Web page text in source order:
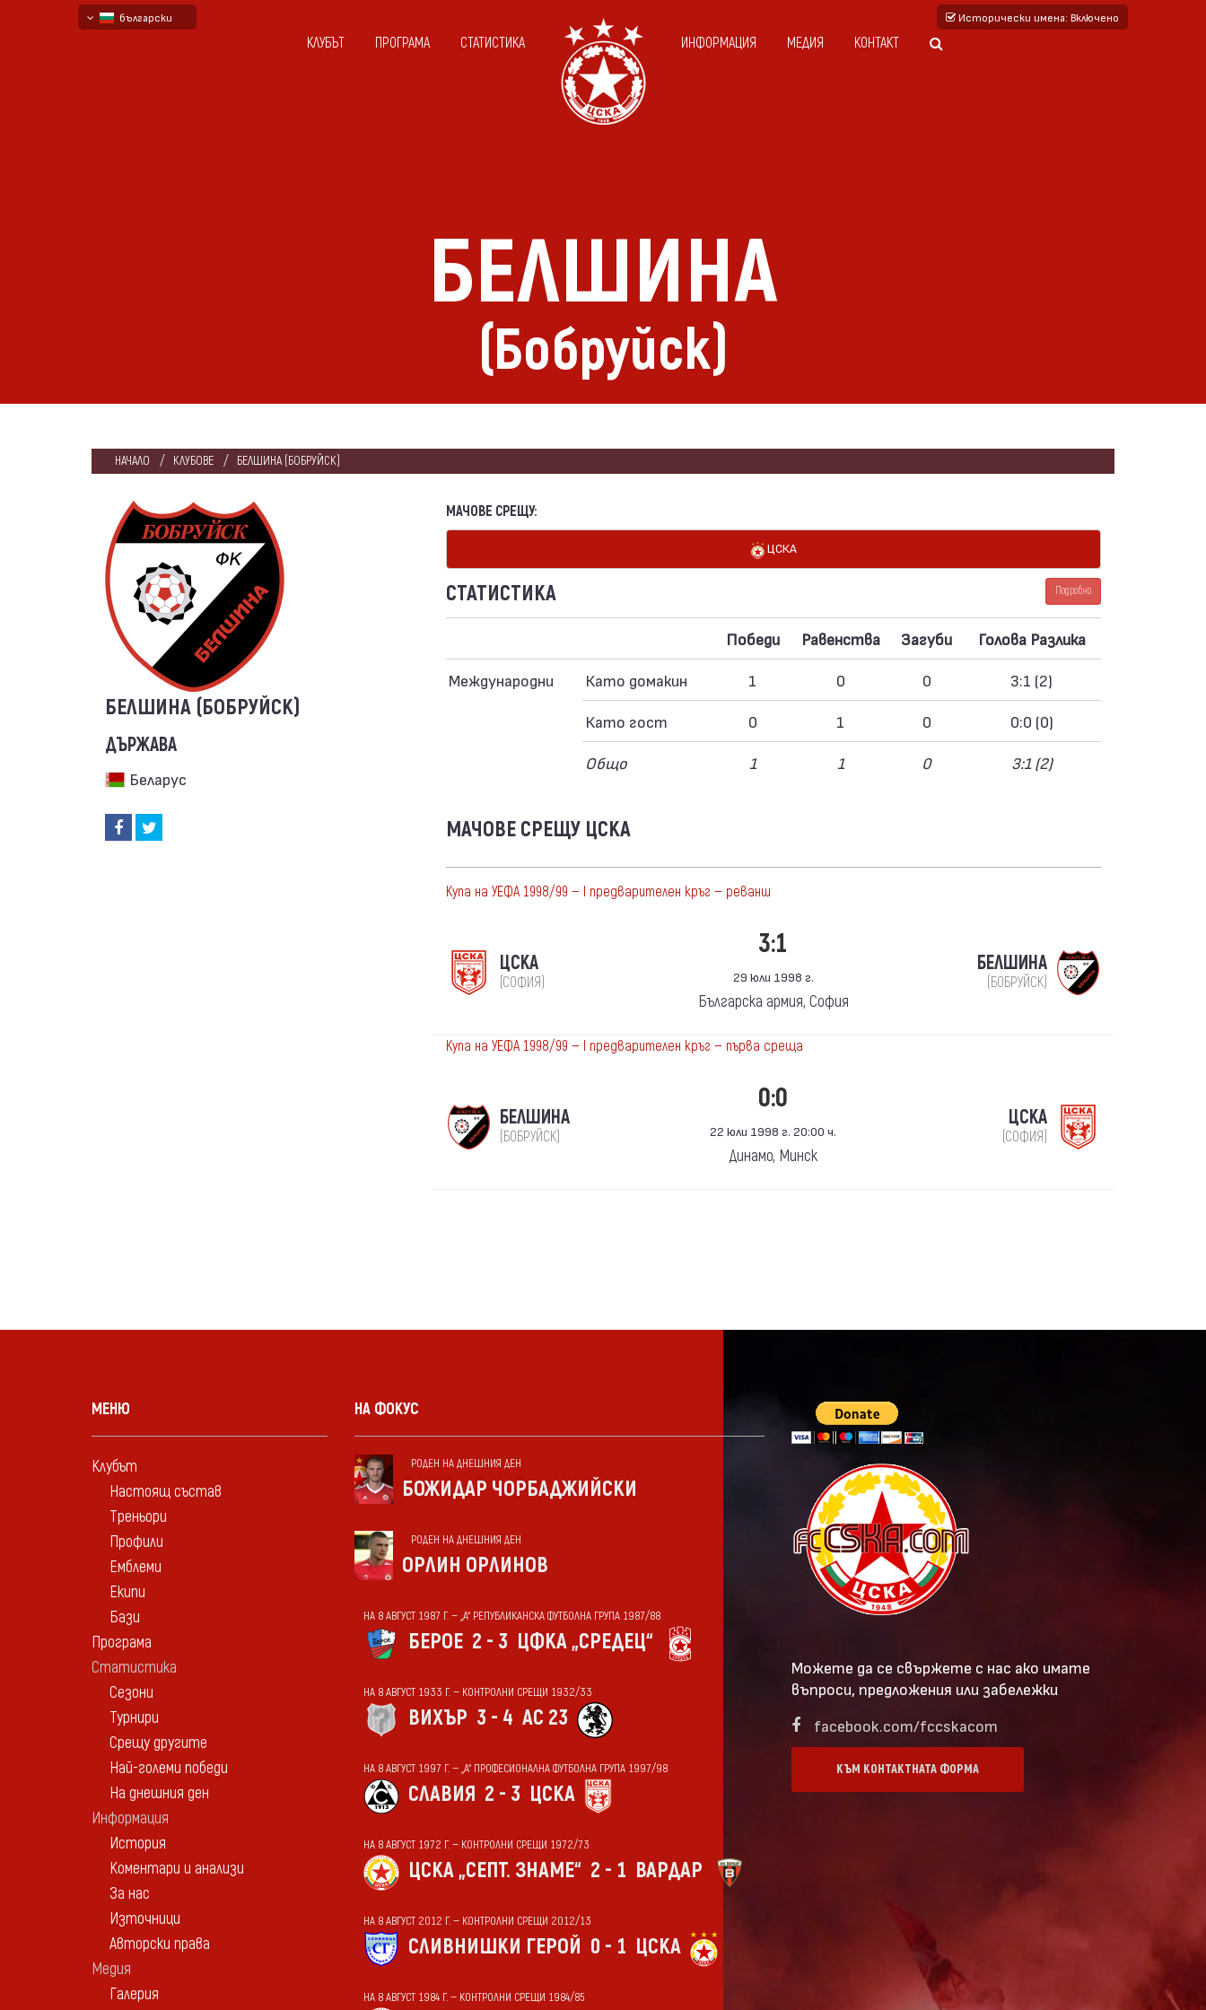
български
Исторически имена: Включено
КЛУБЪТ ПРОГРАМА СТАТИСТИКА ИНФОРМАЦИЯ МЕДИЯ КОНТАКТ
БЕЛШИНА
(Бобруйск)
НАЧАЛО КЛУБОВЕ БЕЛШИНА (БОБРУЙСК)
БЕЛШИНА (БОБРУЙСК)
ДЪРЖАВА
Беларус
МАЧОВЕ СРЕЩУ:
ЦСКА
СТАТИСТИКА Подробно
Победи Равенства Загуби Голова Разлика
Международни Като домакин 1 0 0 3:1 (2)
Като гост 0 1 0 0:0 (0)
Общо 1 1 0 3:1 (2)
МАЧОВЕ СРЕЩУ ЦСКА
Купа на УЕФА 1998/99 — I предварителен кръг — реванш
ЦСКА
(СОФИЯ)
3:1
29 юли 1998 г.
Българска армия, София
БЕЛШИНА
(БОБРУЙСК)
Купа на УЕФА 1998/99 — I предварителен кръг — първа среща
БЕЛШИНА
(БОБРУЙСК)
0:0
22 юли 1998 г. 20:00 ч.
Динамо, Минск
ЦСКА
(СОФИЯ)
МЕНЮ
Клубът
Настоящ състав
Треньори
Профили
Емблеми
Екипи
Бази
Програма
Статистика
Сезони
Турнири
Срещу другите
Най-големи победи
На днешния ден
Информация
История
Коментари и анализи
За нас
Източници
Авторски права
Медия
Галерия
НА ФОКУС
РОДЕН НА ДНЕШНИЯ ДЕН
БОЖИДАР ЧОРБАДЖИЙСКИ
РОДЕН НА ДНЕШНИЯ ДЕН
ОРЛИН ОРЛИНОВ
НА 8 АВГУСТ 1987 Г. — „А“ РЕПУБЛИКАНСКА ФУТБОЛНА ГРУПА 1987/88
БЕРОЕ 2 - 3 ЦФКА „СРЕДЕЦ“
НА 8 АВГУСТ 1933 Г. — КОНТРОЛНИ СРЕЩИ 1932/33
ВИХЪР 3 - 4 АС 23
НА 8 АВГУСТ 1997 Г. — „А“ ПРОФЕСИОНАЛНА ФУТБОЛНА ГРУПА 1997/98
СЛАВИЯ 2 - 3 ЦСКА
НА 8 АВГУСТ 1972 Г. — КОНТРОЛНИ СРЕЩИ 1972/73
ЦСКА „СЕПТ. ЗНАМЕ“ 2 - 1 ВАРДАР
НА 8 АВГУСТ 2012 Г. — КОНТРОЛНИ СРЕЩИ 2012/13
СЛИВНИШКИ ГЕРОЙ 0 - 1 ЦСКА
НА 8 АВГУСТ 1984 Г. — КОНТРОЛНИ СРЕЩИ 1984/85
Можете да се свържете с нас ако имате
въпроси, предложения или забележки
facebook.com/fccskacom
КЪМ КОНТАКТНАТА ФОРМА